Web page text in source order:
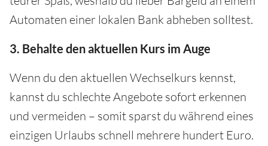
Automaten einer lokalen Bank abheben solltest.
3. Behalte den aktuellen Kurs im Auge
Wenn du den aktuellen Wechselkurs kennst,
kannst du schlechte Angebote sofort erkennen
und vermeiden – somit sparst du während eines
einzigen Urlaubs schnell mehrere hundert Euro.